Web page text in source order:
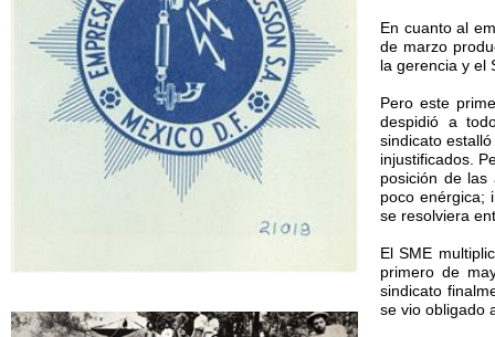
En cuanto al
de marzo
la gerencia y el
Pero este
despidió a
sindicato
injustificados.
posición de las
poco enérgica;
se resolviera
El SME
primero de
sindicato
se vio obligado